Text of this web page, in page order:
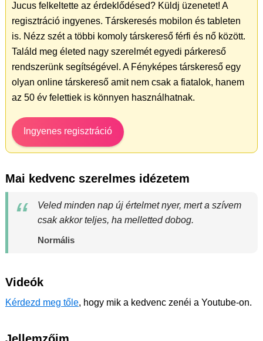
Jucus felkeltette az érdeklődésed? Küldj üzenetet! A
regisztráció ingyenes. Társkeresés mobilon és tableten
is. Nézz szét a többi komoly társkereső férfi és nő között.
Találd meg életed nagy szerelmét egyedi párkereső
rendszerünk segítségével. A Fényképes társkereső egy
olyan online társkereső amit nem csak a fiatalok, hanem
az 50 év felettiek is könnyen használhatnak.
Ingyenes regisztráció
Mai kedvenc szerelmes idézetem
Veled minden nap új értelmet nyer, mert a szívem
csak akkor teljes, ha melletted dobog.
Normális
Videók
Kérdezd meg tőle, hogy mik a kedvenc zenéi a Youtube-on.